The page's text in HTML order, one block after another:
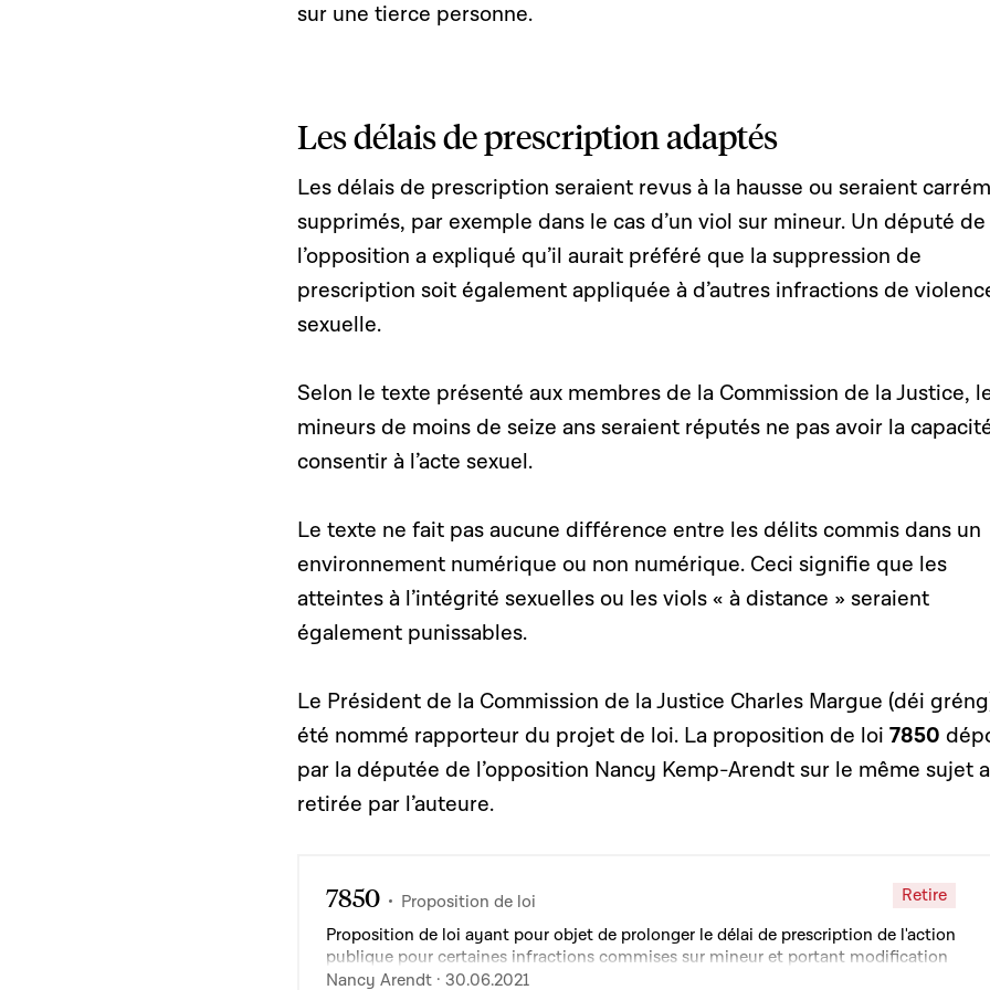
sur une tierce personne.
Les délais de prescription adaptés
Les délais de prescription seraient revus à la hausse ou seraient
supprimés, par exemple dans le cas d’un viol sur mineur. Un député de
l’opposition a expliqué qu’il aurait préféré que la suppression de
prescription soit également appliquée à d’autres infractions de
sexuelle.
Selon le texte présenté aux membres de la Commission de la Justice,
mineurs de moins de seize ans seraient réputés ne pas avoir la
consentir à l’acte sexuel.
Le texte ne fait pas aucune différence entre les délits commis dans un
environnement numérique ou non numérique. Ceci signifie que les
atteintes à l’intégrité sexuelles ou les viols « à distance » seraient
également punissables.
Le Président de la Commission de la Justice Charles Margue (déi
été nommé rapporteur du projet de loi. La proposition de loi 7850
par la députée de l’opposition Nancy Kemp-Arendt sur le même sujet
retirée par l’auteure.
7850 Proposition de loi
Retire
Proposition de loi ayant pour objet de prolonger le délai de prescription de l'action
publique pour certaines infractions commises sur mineur et portant modification
du Code de procédure pénale
Nancy Arendt · 30.06.2021